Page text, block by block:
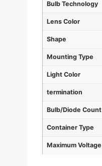
Bulb Technology
Lens Color
Shape
Mounting Type
Light Color
termination
Bulb/Diode Count
Container Type
Maximum Voltage